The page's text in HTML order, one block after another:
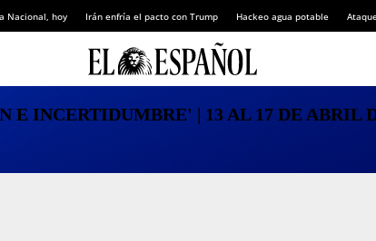
Nacional, hoy Irán enfría el pacto con Trump Hackeo agua potable
INCERTIDUMBRE' | 13 AL 17 DE ABRIL